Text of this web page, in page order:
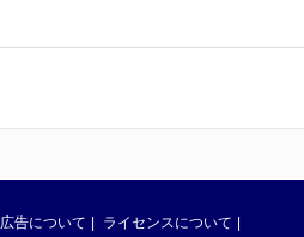
広告について
ライセンスについて